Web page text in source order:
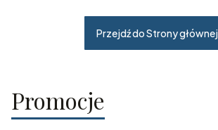
Przejdź do Strony głównej
Promocje